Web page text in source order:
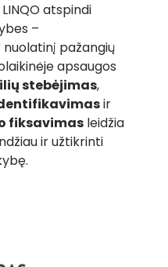
atspindi
–
pažangių
apsaugos
stebėjimas,
ir
fiksavimas leidžia
ir užtikrinti